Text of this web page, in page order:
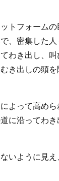
トフォーム
、密集した
わき出し、
き出しの頭
よって高め
に沿ってわ
いように見